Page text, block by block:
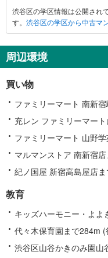
渋谷区の学区情報は公開され
す。 渋谷区の学区から中古マ
周辺環境
買い物
ファミリーマート 南新
充レン ファミリーマー
ファミリーマート 山野
マルマンストア 南新宿
紀ノ国屋 新宿高島屋店
教育
キッズハーモニー・よ
代々木保育園まで284m (
渋谷区山谷かきのみ園